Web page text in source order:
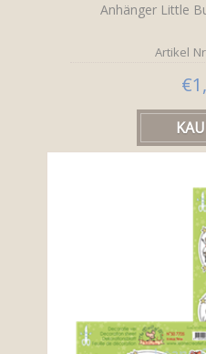
Anhänger Little
Artikel